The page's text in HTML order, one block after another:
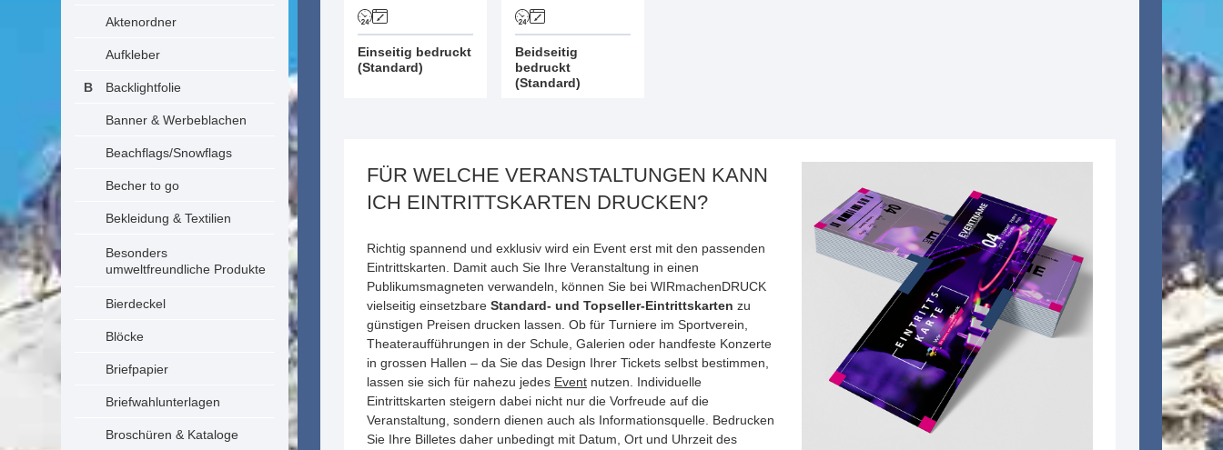
Aktenordner
Aufkleber
Backlightfolie
Banner & Werbeblachen
Beachflags/Snowflags
Becher to go
Bekleidung & Textilien
Besonders
umweltfreundliche Produkte
Bierdeckel
Blöcke
Briefpapier
Briefwahlunterlagen
Broschüren & Kataloge
Einseitig bedruckt
(Standard)
Beidseitig
bedruckt
(Standard)
FÜR WELCHE VERANSTALTUNGEN KANN
ICH EINTRITTSKARTEN DRUCKEN?
Richtig spannend und exklusiv wird ein Event erst mit den passenden
Eintrittskarten. Damit auch Sie Ihre Veranstaltung in einen
Publikumsmagneten verwandeln, können Sie bei WIRmachenDRUCK
vielseitig einsetzbare Standard- und Topseller-Eintrittskarten zu
günstigen Preisen drucken lassen. Ob für Turniere im Sportverein,
Theateraufführungen in der Schule, Galerien oder handfeste Konzerte
in grossen Hallen – da Sie das Design Ihrer Tickets selbst bestimmen,
lassen sie sich für nahezu jedes Event nutzen. Individuelle
Eintrittskarten steigern dabei nicht nur die Vorfreude auf die
Veranstaltung, sondern dienen auch als Informationsquelle. Bedrucken
Sie Ihre Billetes daher unbedingt mit Datum, Ort und Uhrzeit des